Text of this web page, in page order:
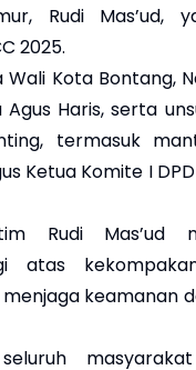
Rudi Mas’ud,
2025.
Kota Bontang,
Agus Haris, serta
termasuk
Ketua Komite I
Rudi Mas’ud
atas
keamanan